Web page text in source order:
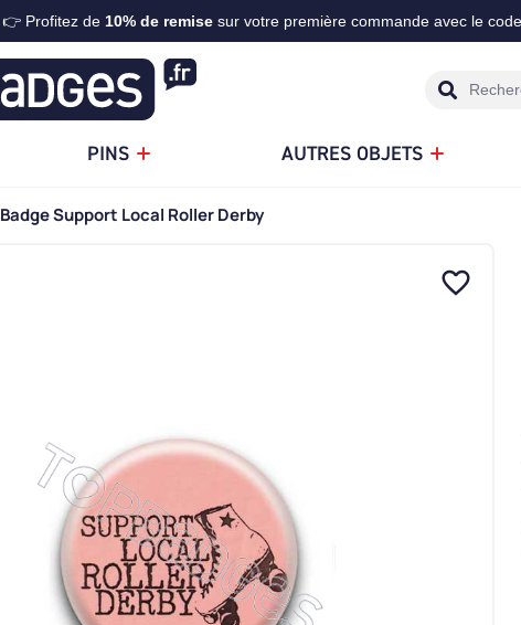
👉 Profitez de 10% de remisesur votre première commande avec le
PINS AUTRES OBJETS
Badge Support Local Roller Derby
favorite_border